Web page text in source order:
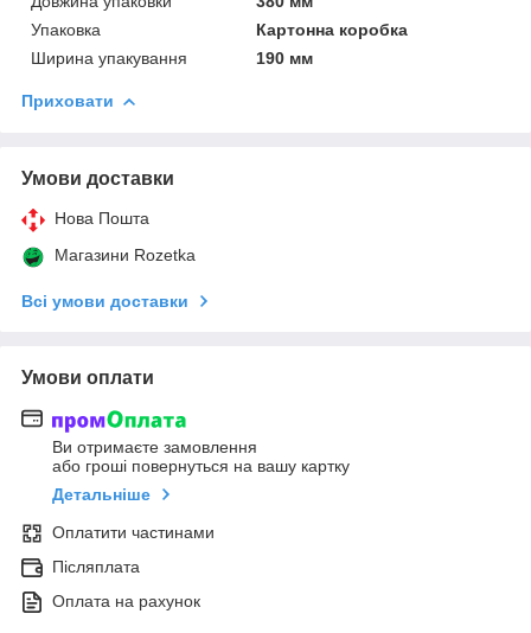
Упаковка
Картонна коробка
Ширина упакування
190 мм
Приховати
Умови доставки
Нова Пошта
Магазини Rozetka
Всі умови доставки
Умови оплати
Ви отримаєте замовлення
або гроші повернуться на вашу картку
Детальніше
Оплатити частинами
Післяплата
Оплата на рахунок